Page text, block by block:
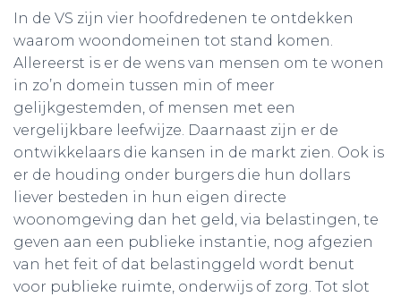
In de VS zijn vier hoofdredenen te ontdekken
waarom woondomeinen tot stand komen.
Allereerst is er de wens van mensen om te wonen
in zo’n domein tussen min of meer
gelijkgestemden, of mensen met een
vergelijkbare leefwijze. Daarnaast zijn er de
ontwikkelaars die kansen in de markt zien. Ook is
er de houding onder burgers die hun dollars
liever besteden in hun eigen directe
woonomgeving dan het geld, via belastingen, te
geven aan een publieke instantie, nog afgezien
van het feit of dat belastinggeld wordt benut
voor publieke ruimte, onderwijs of zorg. Tot slot